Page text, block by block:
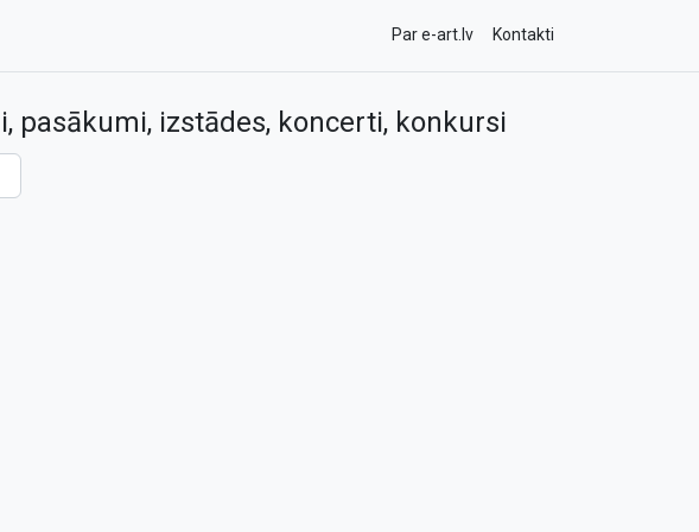
Par e-art.lv Kontakti
izstādes, koncerti, konkursi